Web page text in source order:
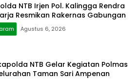
NTB Irjen Pol. Kalingga Rendra
Resmikan Rakernas Gabungan
Agustus 6, 2026
NTB Gelar Kegiatan Polmas
Taman Sari Ampenan